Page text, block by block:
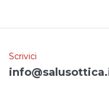
Scrivici